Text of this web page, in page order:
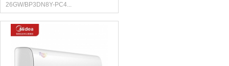
26GW/BP3DN8Y-PC4...